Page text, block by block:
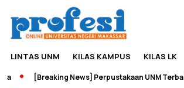
LINTAS UNM KILAS KAMPUS KILAS LK
[Breaking News] Perpustakaan UNM Terbakar